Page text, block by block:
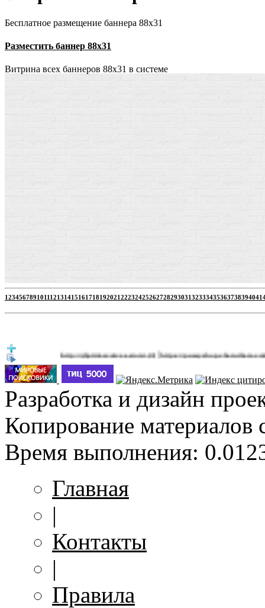
Бесплатное размещение баннера 88х31
Разместить баннер 88х31
Витрина всех баннеров 88x31 в системе
1234567891011121314151617181920212223242526272829303132333435363738394041
http://jbprimecurves.store/(3)|https://pussyshop.chaturbate.com/male-
Разработка и дизайн
Копирование материалов
Время выполнения:
Главная
|
Контакты
|
Правила